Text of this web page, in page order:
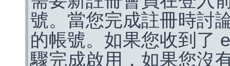
號。當您完成註冊時討
的帳號。如果您收到了
驟完成啟用，如果您沒